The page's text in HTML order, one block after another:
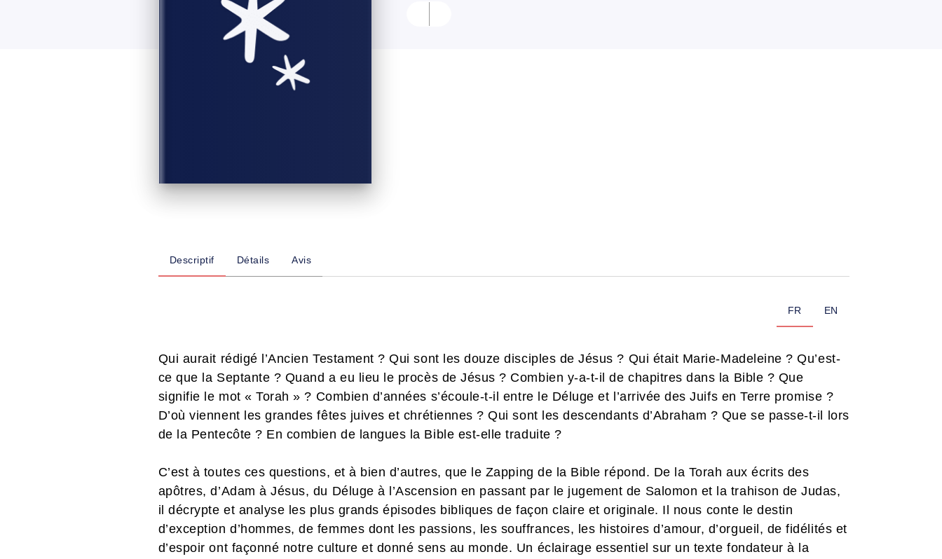
Descriptif Détails Avis
FR EN
Qui aurait rédigé l’Ancien Testament ? Qui sont les douze disciples de Jésus ? Qui était Marie-Madeleine ? Qu’est-
ce que la Septante ? Quand a eu lieu le procès de Jésus ? Combien y-a-t-il de chapitres dans la Bible ? Que
signifie le mot « Torah » ? Combien d’années s’écoule-t-il entre le Déluge et l’arrivée des Juifs en Terre promise ?
D’où viennent les grandes fêtes juives et chrétiennes ? Qui sont les descendants d’Abraham ? Que se passe-t-il lors
de la Pentecôte ? En combien de langues la Bible est-elle traduite ?
C’est à toutes ces questions, et à bien d’autres, que le Zapping de la Bible répond. De la Torah aux écrits des
apôtres, d’Adam à Jésus, du Déluge à l’Ascension en passant par le jugement de Salomon et la trahison de Judas,
il décrypte et analyse les plus grands épisodes bibliques de façon claire et originale. Il nous conte le destin
d’exception d’hommes, de femmes dont les passions, les souffrances, les histoires d’amour, d’orgueil, de fidélités et
d’espoir ont façonné notre culture et donné sens au monde. Un éclairage essentiel sur un texte fondateur à la